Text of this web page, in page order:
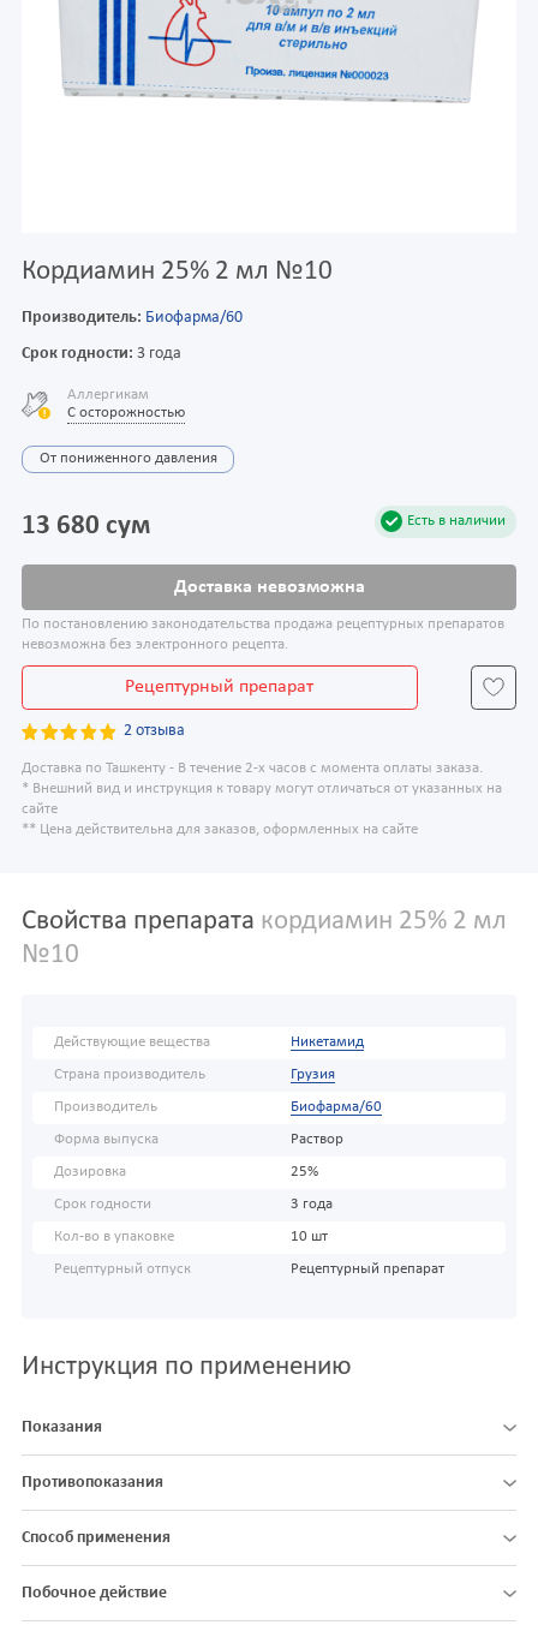
Кордиамин 25% 2 мл №10
Производитель: Биофарма/60
Срок годности: 3 года
Аллергикам
С осторожностью
От пониженного давления
Есть в наличии
13 680 сум
Доставка невозможна
По постановлению законодательства продажа рецептурных препаратов
невозможна без электронного рецепта.
Рецептурный препарат
2 отзыва
Доставка по Ташкенту - В течение 2-х часов с момента оплаты заказа.
* Внешний вид и инструкция к товару могут отличаться от указанных на
сайте
** Цена действительна для заказов, оформленных на сайте
Свойства препарата кордиамин 25% 2 мл
№10
Действующие вещества Никетамид
Страна производитель Грузия
Производитель Биофарма/60
Форма выпуска Раствор
Дозировка 25%
Срок годности 3 года
Кол-во в упаковке 10 шт
Рецептурный отпуск Рецептурный препарат
Инструкция по применению
Показания
Противопоказания
Способ применения
Побочное действие